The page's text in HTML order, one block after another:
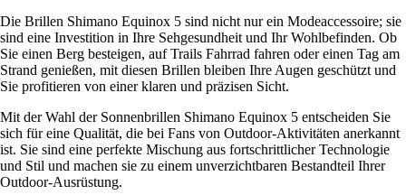
Die Brillen Shimano Equinox 5 sind nicht nur ein Modeaccessoire; sie
sind eine Investition in Ihre Sehgesundheit und Ihr Wohlbefinden. Ob
Sie einen Berg besteigen, auf Trails Fahrrad fahren oder einen Tag am
Strand genießen, mit diesen Brillen bleiben Ihre Augen geschützt und
Sie profitieren von einer klaren und präzisen Sicht.
Mit der Wahl der Sonnenbrillen Shimano Equinox 5 entscheiden Sie
sich für eine Qualität, die bei Fans von Outdoor-Aktivitäten anerkannt
ist. Sie sind eine perfekte Mischung aus fortschrittlicher Technologie
und Stil und machen sie zu einem unverzichtbaren Bestandteil Ihrer
Outdoor-Ausrüstung.